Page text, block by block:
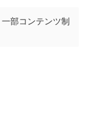
部コンテンツ制